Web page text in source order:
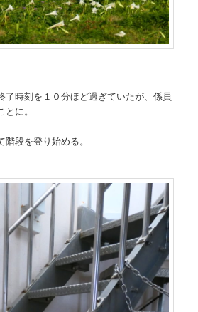
了時刻を１０分ほど過ぎていたが、係員
に。
段を登り始める。